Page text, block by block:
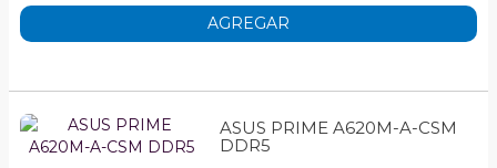
AGREGAR
ASUS PRIME A620M-A-CSM
DDR5